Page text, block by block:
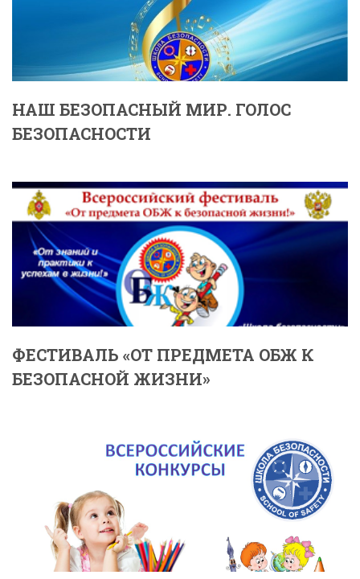
НАШ БЕЗОПАСНЫЙ МИР. ГОЛОС
БЕЗОПАСНОСТИ
ФЕСТИВАЛЬ «ОТ ПРЕДМЕТА ОБЖ К
БЕЗОПАСНОЙ ЖИЗНИ»